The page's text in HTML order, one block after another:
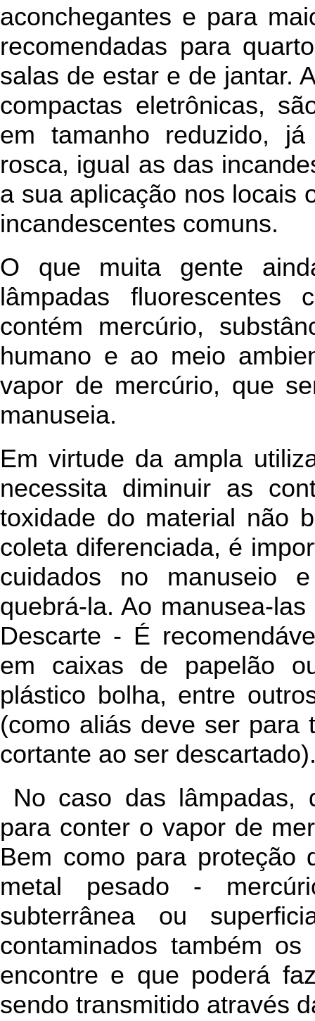
aconchegantes e para
recomendadas para
salas de estar e de jantar.
compactas eletrônicas,
em tamanho reduzido,
rosca, igual as das
a sua aplicação nos locais
incandescentes comuns.
O que muita gente
lâmpadas fluorescentes
contém mercúrio,
humano e ao meio
vapor de mercúrio, que
manuseia.
Em virtude da ampla
necessita diminuir as
toxidade do material não
coleta diferenciada, é
cuidados no manuseio
quebrá-la. Ao manusea-
Descarte - É
em caixas de papelão
plástico bolha, entre
(como aliás deve ser para
cortante ao ser
No caso das lâmpadas,
para conter o vapor de
Bem como para proteção
metal pesado -
subterrânea ou
contaminados também
encontre e que poderá
sendo transmitido através